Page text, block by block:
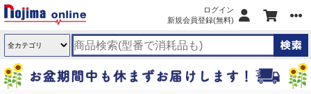
ログイン
新規会員登録(無料)